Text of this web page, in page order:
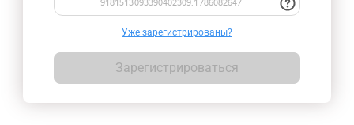
Уже зарегистрированы?
Зарегистрироваться